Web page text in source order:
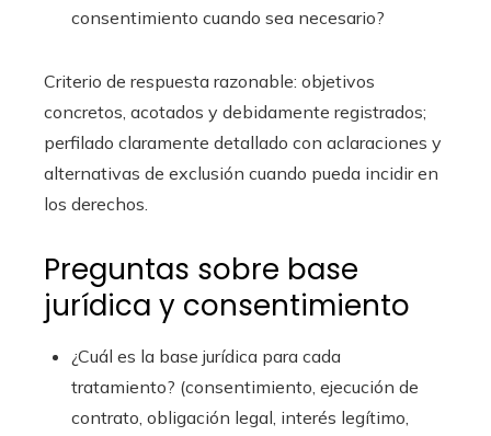
consentimiento cuando sea necesario?
Criterio de respuesta razonable: objetivos
concretos, acotados y debidamente registrados;
perfilado claramente detallado con aclaraciones y
alternativas de exclusión cuando pueda incidir en
los derechos.
Preguntas sobre base
jurídica y consentimiento
¿Cuál es la base jurídica para cada
tratamiento? (consentimiento, ejecución de
contrato, obligación legal, interés legítimo,